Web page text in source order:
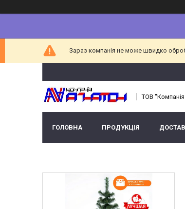
Зараз компанія не може швидко
ТОВ
ГОЛОВНА ПРОДУКЦІЯ